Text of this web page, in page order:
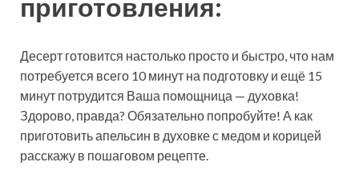
приготовления:
Десерт готовится настолько просто и быстро, что нам
потребуется всего 10 минут на подготовку и ещё 15
минут потрудится Ваша помощница — духовка!
Здорово, правда? Обязательно попробуйте! А как
приготовить апельсин в духовке с медом и корицей
расскажу в пошаговом рецепте.